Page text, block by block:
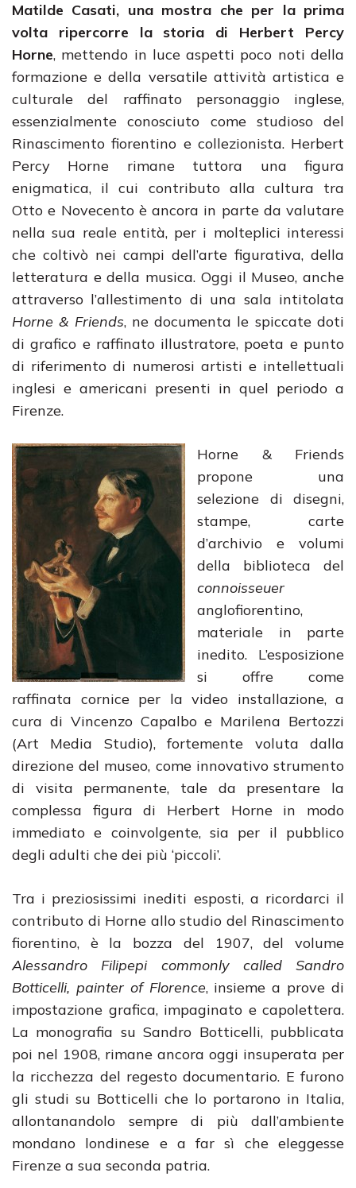
Matilde Casati, una mostra che per la prima
volta ripercorre la storia di Herbert Percy
Horne, mettendo in luce aspetti poco noti della
formazione e della versatile attività artistica e
culturale del raffinato personaggio inglese,
essenzialmente conosciuto come studioso del
Rinascimento fiorentino e collezionista. Herbert
Percy Horne rimane tuttora una figura
enigmatica, il cui contributo alla cultura tra
Otto e Novecento è ancora in parte da valutare
nella sua reale entità, per i molteplici interessi
che coltivò nei campi dell’arte figurativa, della
letteratura e della musica. Oggi il Museo, anche
attraverso l’allestimento di una sala intitolata
Horne & Friends, ne documenta le spiccate doti
di grafico e raffinato illustratore, poeta e punto
di riferimento di numerosi artisti e intellettuali
inglesi e americani presenti in quel periodo a
Firenze.
Horne & Friends
propone una
selezione di disegni,
stampe, carte
d’archivio e volumi
della biblioteca del
connoisseuer
anglofiorentino,
materiale in parte
inedito. L’esposizione
si offre come
raffinata cornice per la video installazione, a
cura di Vincenzo Capalbo e Marilena Bertozzi
(Art Media Studio), fortemente voluta dalla
direzione del museo, come innovativo strumento
di visita permanente, tale da presentare la
complessa figura di Herbert Horne in modo
immediato e coinvolgente, sia per il pubblico
degli adulti che dei più ‘piccoli’.
Tra i preziosissimi inediti esposti, a ricordarci il
contributo di Horne allo studio del Rinascimento
fiorentino, è la bozza del 1907, del volume
Alessandro Filipepi commonly called Sandro
Botticelli, painter of Florence, insieme a prove di
impostazione grafica, impaginato e capolettera.
La monografia su Sandro Botticelli, pubblicata
poi nel 1908, rimane ancora oggi insuperata per
la ricchezza del regesto documentario. E furono
gli studi su Botticelli che lo portarono in Italia,
allontanandolo sempre di più dall’ambiente
mondano londinese e a far sì che eleggesse
Firenze a sua seconda patria.